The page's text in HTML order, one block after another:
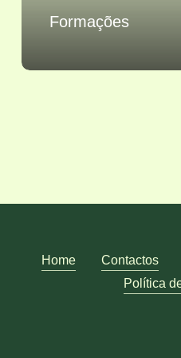
Formações
Home Contactos
Política